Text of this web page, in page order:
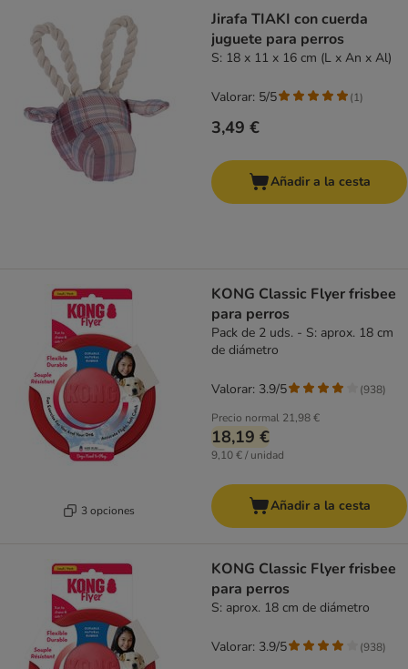
Jirafa TIAKI con cuerda
juguete para perros
S: 18 x 11 x 16 cm (L x An x Al)
3,49 €
Valorar: 5/5 (1)
Añadir a la cesta
3 opciones
KONG Classic Flyer frisbee
para perros
Pack de 2 uds. - S: aprox. 18 cm
de diámetro
Precio normal 21,98 €
18,19 €
9,10 € / unidad
Valorar: 3.9/5 (938)
Añadir a la cesta
KONG Classic Flyer frisbee
para perros
S: aprox. 18 cm de diámetro
Valorar: 3.9/5 (938)